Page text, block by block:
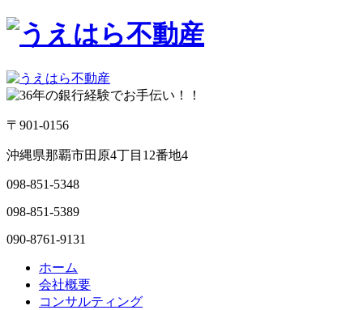
〒901-0156
沖縄県那覇市田原4丁目12番地4
098-851-5348
098-851-5389
090-8761-9131
ホーム
会社概要
コンサルティング